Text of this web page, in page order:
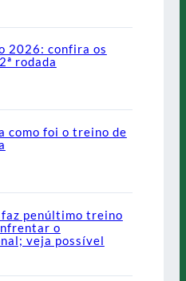
2026: confira os
rodada
como foi o treino de
penúltimo treino
o
veja possível